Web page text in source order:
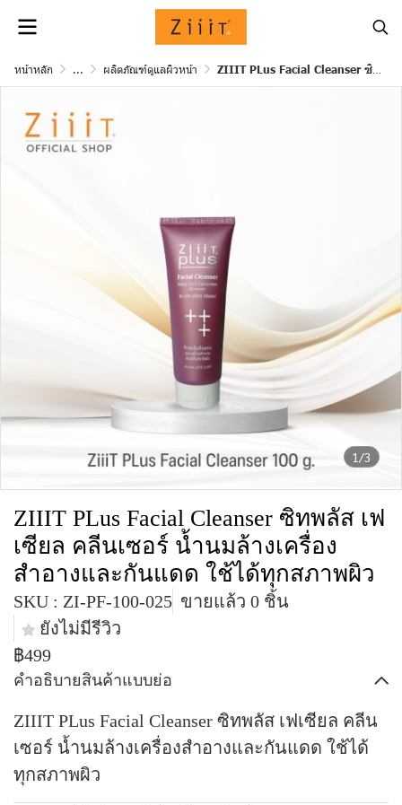
หน้าหลัก ... ผลิตภัณฑ์ดูแลผิวหน้า ZIIIT PLus Facial Cleanser ซิทพลัส เฟเซียล คลีนเซอร์ น้ำนมล้างเครื่องสำอางและกันแดด ใช้ได้ทุกสภาพผิว
1/3
ZIIIT PLus Facial Cleanser ซิทพลัส เฟ
เซียล คลีนเซอร์ น้ำนมล้างเครื่อง
สำอางและกันแดด ใช้ได้ทุกสภาพผิว
SKU : ZI-PF-100-025 ขายแล้ว 0 ชิ้น
ยังไม่มีรีวิว
฿499
คำอธิบายสินค้าแบบย่อ
ZIIIT PLus Facial Cleanser ซิทพลัส เฟเซียล คลีน
เซอร์ น้ำนมล้างเครื่องสำอางและกันแดด ใช้ได้
ทุกสภาพผิว